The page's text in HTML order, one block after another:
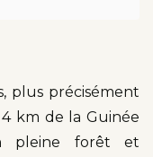
plus précisément
km de la Guinée
pleine forêt et